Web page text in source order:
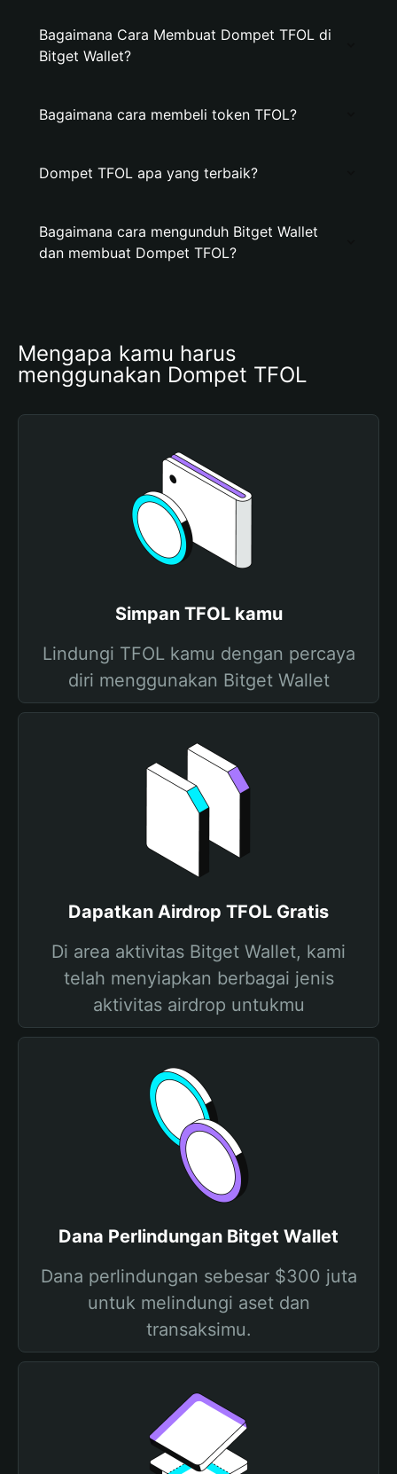
Bagaimana Cara Membuat Dompet TFOL di
Bitget Wallet?
Bagaimana cara membeli token TFOL?
Dompet TFOL apa yang terbaik?
Bagaimana cara mengunduh Bitget Wallet
dan membuat Dompet TFOL?
Mengapa kamu harus
menggunakan Dompet TFOL
Simpan TFOL kamu
Lindungi TFOL kamu dengan percaya
diri menggunakan Bitget Wallet
Dapatkan Airdrop TFOL Gratis
Di area aktivitas Bitget Wallet, kami
telah menyiapkan berbagai jenis
aktivitas airdrop untukmu
Dana Perlindungan Bitget Wallet
Dana perlindungan sebesar $300 juta
untuk melindungi aset dan
transaksimu.